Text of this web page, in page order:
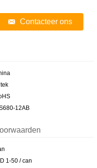
Contacteer ons
12AB
1-50 / can